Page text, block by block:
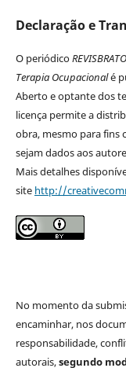
Declaração e
O periódico
Terapia Ocupacionalé
Aberto e optante dos
licença permite a
obra, mesmo para fins
sejam dados aos
Mais detalhes
site http://
No momento da
encaminhar, nos
responsabilidade,
autorais,segundo